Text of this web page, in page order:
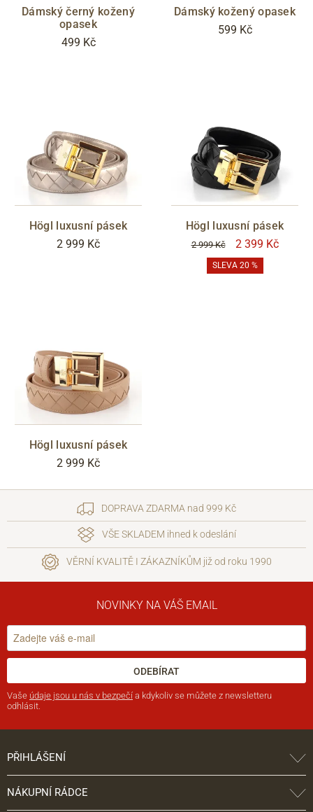
Dámský černý kožený
opasek
499 Kč
Dámský kožený opasek
599 Kč
Högl luxusní pásek
2 999 Kč
Högl luxusní pásek
2 999 Kč 2 399 Kč
SLEVA 20 %
Högl luxusní pásek
2 999 Kč
DOPRAVA ZDARMA nad 999 Kč
VŠE SKLADEM ihned k odeslání
VĚRNÍ KVALITĚ I ZÁKAZNÍKŮM již od roku 1990
NOVINKY NA VÁŠ EMAIL
ODEBÍRAT
Vaše údaje jsou u nás v bezpečí a kdykoliv se můžete z newsletteru
odhlásit.
PŘIHLÁŠENÍ
NÁKUPNÍ RÁDCE